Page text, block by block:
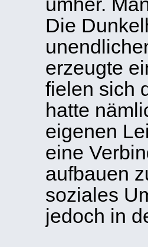
umher.
Die
erzeugte
fielen sich
hatte
eigenen
eine
aufbauen
soziales
jedoch in